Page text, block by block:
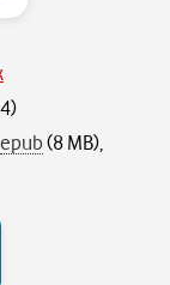
)
epub(8 MB),